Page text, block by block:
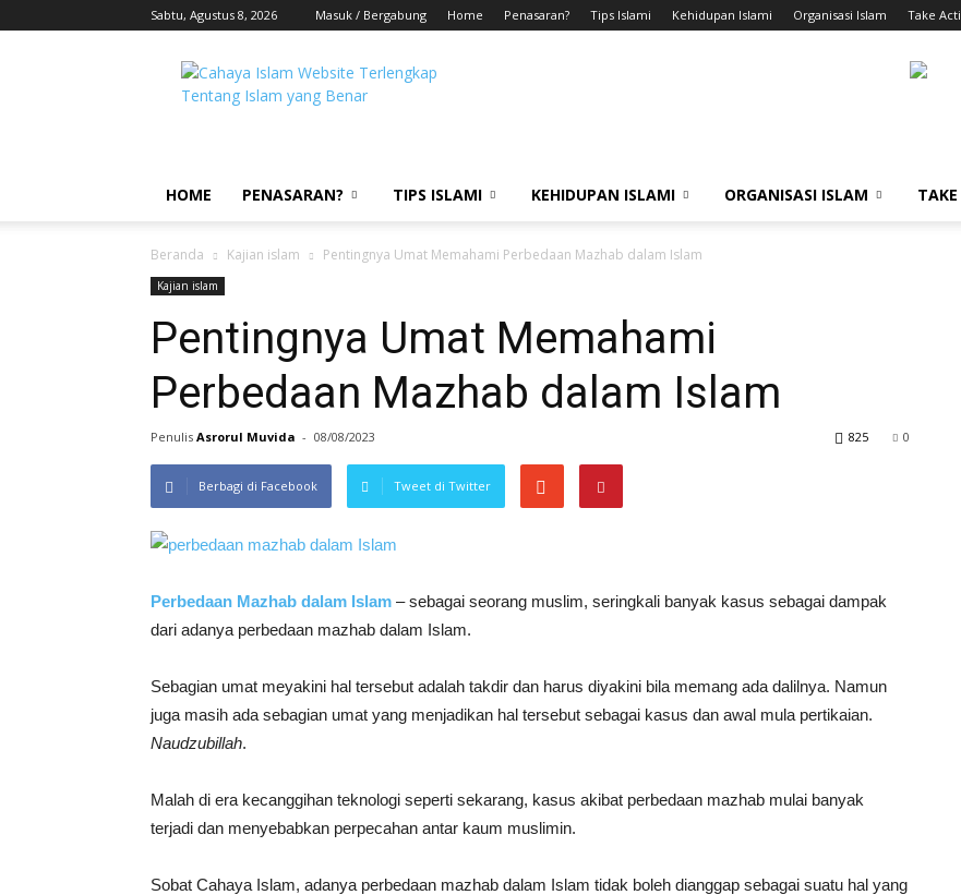
Sabtu, Agustus 8, 2026 Masuk / Bergabung Home Penasaran? Tips Islami Kehidupan Islami Organisasi Islam Take
HOME PENASARAN? TIPS ISLAMI KEHIDUPAN ISLAMI ORGANISASI ISLAM
Beranda Kajian islam Pentingnya Umat Memahami Perbedaan Mazhab dalam Islam
Kajian islam
Pentingnya Umat Memahami
Perbedaan Mazhab dalam Islam
Penulis Asrorul Muvida - 08/08/2023 0
825
Berbagi di Facebook Tweet di Twitter
Perbedaan Mazhab dalam Islam – sebagai seorang muslim, seringkali banyak kasus sebagai dampak
dari adanya perbedaan mazhab dalam Islam.
Sebagian umat meyakini hal tersebut adalah takdir dan harus diyakini bila memang ada dalilnya. Namun
juga masih ada sebagian umat yang menjadikan hal tersebut sebagai kasus dan awal mula pertikaian.
Naudzubillah.
Malah di era kecanggihan teknologi seperti sekarang, kasus akibat perbedaan mazhab mulai banyak
terjadi dan menyebabkan perpecahan antar kaum muslimin.
Sobat Cahaya Islam, adanya perbedaan mazhab dalam Islam tidak boleh dianggap sebagai suatu hal yang